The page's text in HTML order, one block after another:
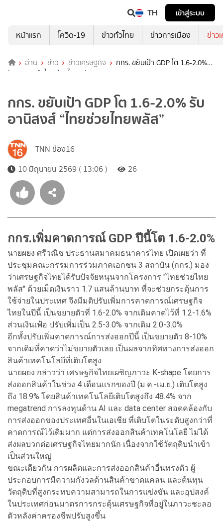
TH
เข้าสู่ระบบ
หน้าแรก
โควิด-19 ข่าวทั่วไทย ข่าวการเมือง ข่าว
อ่าน ข่าว ข่าวเศรษฐกิจ
กกร. ขยับเป้า GDP โต 1.6-2.0%
รับอานิสงส์ “ไทยช่วยไทยพลัส”
กกร. ขยับเป้า GDP โต 1.6-2.0% รับ
อานิสงส์ “ไทยช่วยไทยพลัส”
TNN ช่อง16
10 มิถุนายน 2569 ( 13:06 )
26
กกร.เพิ่มคาดการณ์ GDP ปีนี้โต 1.6-2.0%
นายผยง ศรีวณิช ประธานสมาคมธนาคารไทย เปิดเผยว่า ที่
ประชุมคณะกรรมการร่วมภาคเอกชน 3 สถาบัน (กกร.) มอง
ว่าเศรษฐกิจไทยได้รับปัจจัยหนุนจากโครงการ "ไทยช่วยไทย
พลัส" ด้วยเม็ดเงินราว 1.7 แสนล้านบาท ที่จะช่วยกระตุ้นการ
ใช้จ่ายในประเทศ จึงมีมติปรับเพิ่มการคาดการณ์เศรษฐกิจ
ไทยในปีนี้ เป็นขยายตัวที่ 1.6-2.0% จากเดิมคาดไว้ที่ 1.2-1.6%
ส่วนเงินเฟ้อ ปรับเพิ่มเป็น 2.5-3.0% จากเดิม 2.0-3.0%
อีกทั้งปรับเพิ่มคาดการณ์การส่งออกปีนี้ เป็นขยายตัว 8-10%
จากเดิมที่คาดว่าไม่ขยายตัวเลย เป็นผลจากทิศทางการส่งออก
สินค้าเทคโนโลยีที่เติบโตสูง
นายผยง กล่าวว่า เศรษฐกิจไทยเผชิญภาวะ K-shape โดยการ
ส่งออกสินค้าในช่วง 4 เดือนแรกของปี (ม.ค.-เม.ย.) เติบโตสูง
ถึง 18.9% โดยสินค้าเทคโนโลยีเติบโตสูงถึง 48.4% จาก
megatrend การลงทุนด้าน AI และ data center สอดคล้องกับ
การส่งออกของประเทศอื่นในเอเชีย ที่เติบโตในระดับสูงกว่าที่
คาดการณ์ไว้เดิมมาก แต่การส่งออกสินค้าเทคโนโลยี ไม่ได้
ส่งผลบวกต่อเศรษฐกิจไทยมากนัก เนื่องจากใช้วัตถุดิบนำเข้า
เป็นส่วนใหญ่
ขณะเดียวกัน การผลิตและการส่งออกสินค้าอื่นทรงตัว ผู้
ประกอบการมีความกังวลด้านสินค้าขาดแคลน และต้นทุน
วัตถุดิบที่สูงกระทบความสามารถในการแข่งขัน และอุปสงค์
ในประเทศก่อนมาตรการกระตุ้นเศรษฐกิจที่อยู่ในภาวะชะลอ
ตัวหลังค่าครองชีพปรับสูงขึ้น